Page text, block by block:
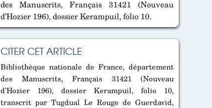
des Manuscrits, Français 31421 (Nouveau
d’Hozier 196), dossier Kerampuil, folio 10.
CITER CET ARTICLE
Bibliothèque nationale de France, département
des Manuscrits, Français 31421 (Nouveau
d’Hozier 196), dossier Kerampuil, folio 10,
transcrit par Tugdual Le Rouge de Guerdavid,